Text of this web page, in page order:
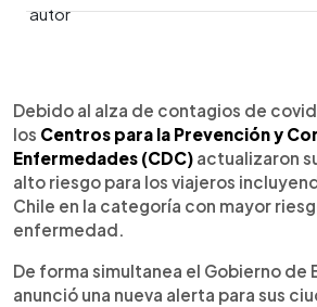
Escuchar artículo
Debido al alza de contagios de
los Centros para la Prevención y
Enfermedades (CDC) actualizaron
alto riesgo para los viajeros
Chile en la categoría con mayor
enfermedad.
De forma simultanea el Gobierno de
anunció una nueva alerta para sus